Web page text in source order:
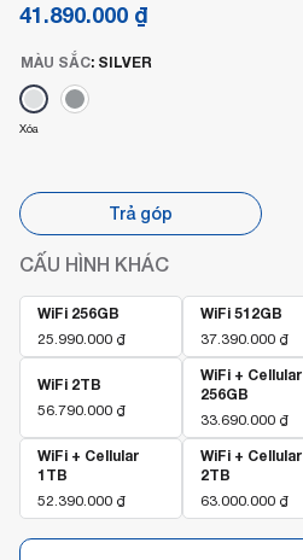
41.890.000 ₫
MÀU SẮC: SILVER
Xóa
Trả góp
CẤU HÌNH KHÁC
WiFi 256GB
25.990.000 ₫
WiFi 512GB
37.390.000 ₫
WiFi 2TB
56.790.000 ₫
WiFi + Cellular
256GB
33.690.000 ₫
WiFi + Cellular
1TB
52.390.000 ₫
WiFi + Cellular
2TB
63.000.000 ₫